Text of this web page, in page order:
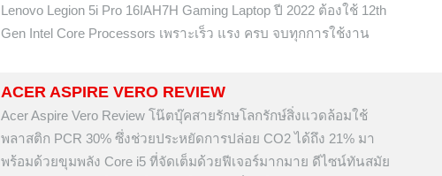
Lenovo Legion 5i Pro 16IAH7H Gaming Laptop ปี 2022 ต้องใช้ 12th
Gen Intel Core Processors เพราะเร็ว แรง ครบ จบทุกการใช้งาน
ACER ASPIRE VERO REVIEW
Acer Aspire Vero Review โน๊ตบุ๊คสายรักษโลกรักษ์สิ่งแวดล้อมใช้
พลาสติก PCR 30% ซึ่งช่วยประหยัดการปล่อย CO2 ได้ถึง 21% มา
พร้อมด้วยขุมพลัง Core i5 ที่จัดเต็มด้วยฟีเจอร์มากมาย ดีไซน์ทันสมัย